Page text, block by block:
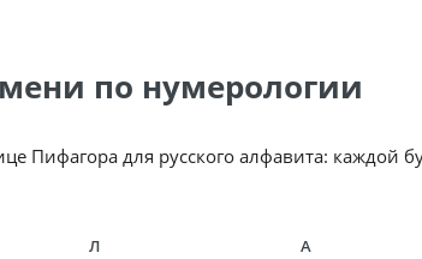
по нумерологии
Пифагора для русского алфавита: каждой
Л А